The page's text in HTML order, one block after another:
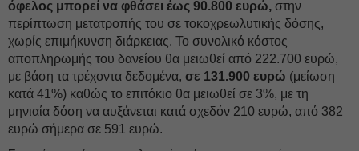
όφελος μπορεί να φθάσει έως 90.800 ευρώ, στην
περίπτωση μετατροπής του σε τοκοχρεωλυτικής δόσης,
χωρίς επιμήκυνση διάρκειας. Το συνολικό κόστος
αποπληρωμής του δανείου θα μειωθεί από 222.700 ευρώ,
με βάση τα τρέχοντα δεδομένα, σε 131.900 ευρώ (μείωση
κατά 41%) καθώς το επιτόκιο θα μειωθεί σε 3%, με τη
μηνιαία δόση να αυξάνεται κατά σχεδόν 210 ευρώ, από 382
ευρώ σήμερα σε 591 ευρώ.